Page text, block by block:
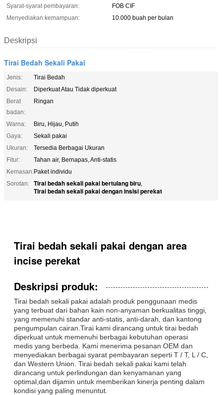
Syarat-syarat pembayaran:
FOB CIF
Menyediakan kemampuan:
10.000 buah per bulan
Deskripsi
Tirai Bedah Sekali Pakai
Jenis:
Tirai Bedah
Desain:
Diperkuat Atau Tidak diperkuat
Berat
badan:
Ringan
Warna:
Biru, Hijau, Putih
Gaya:
Sekali pakai
Ukuran:
Tersedia Berbagai Ukuran
Fitur:
Tahan air, Bernapas, Anti-statis
Kemasan:Paket individu
Sorotan:
Tirai bedah sekali pakai bertulang biru,
Tirai bedah sekali pakai dengan insisi perekat
Tirai bedah sekali pakai dengan area
incise perekat
Deskripsi produk:
Tirai bedah sekali pakai adalah produk penggunaan medis
yang terbuat dari bahan kain non-anyaman berkualitas tinggi,
yang memenuhi standar anti-statis, anti-darah, dan kantong
pengumpulan cairan.Tirai kami dirancang untuk tirai bedah
diperkuat untuk memenuhi berbagai kebutuhan operasi
medis yang berbeda. Kami menerima pesanan OEM dan
menyediakan berbagai syarat pembayaran seperti T / T, L / C,
dan Western Union. Tirai bedah sekali pakai kami telah
dirancang untuk perlindungan dan kenyamanan yang
optimal,dan dijamin untuk memberikan kinerja penting dalam
kondisi yang paling menuntut.